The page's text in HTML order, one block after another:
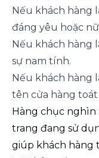
Nếu khách hàng
đáng yêu hoặc
Nếu khách hàng
sự nam tính.
Nếu khách hàng
tên cửa hàng
Hàng chục nghìn
trang đang sử
giúp khách hàng